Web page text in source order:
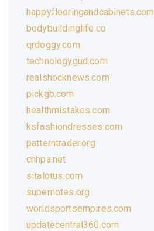
happyflooringandcabinets.com
bodybuildinglife.co
qrdoggy.com
technologygud.com
realshocknews.com
pickgb.com
healthmistakes.com
ksfashiondresses.com
patterntrader.org
cnhpa.net
sitalotus.com
supernotes.org
worldsportsempires.com
updatecentral360.com